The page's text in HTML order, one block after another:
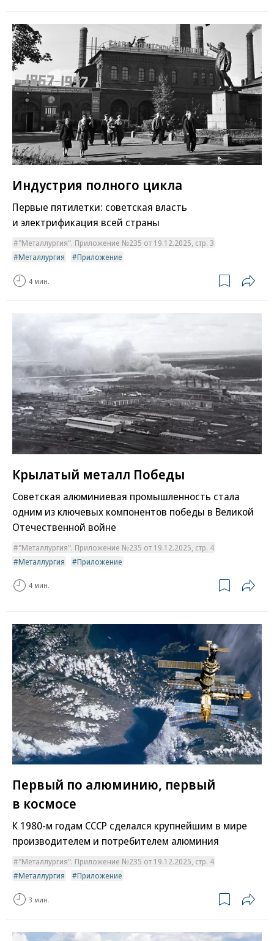
Индустрия полного цикла
Первые пятилетки: советская власть
и электрификация всей страны
"Металлургия". Приложение №235 от 19.12.2025, стр. 3
Металлургия
Приложение
4 мин.
Крылатый металл Победы
Советская алюминиевая промышленность стала
одним из ключевых компонентов победы в Великой
Отечественной войне
"Металлургия". Приложение №235 от 19.12.2025, стр. 4
Металлургия
Приложение
4 мин.
Первый по алюминию, первый
в космосе
К 1980-м годам СССР сделался крупнейшим в мире
производителем и потребителем алюминия
"Металлургия". Приложение №235 от 19.12.2025, стр. 4
Металлургия
Приложение
3 мин.